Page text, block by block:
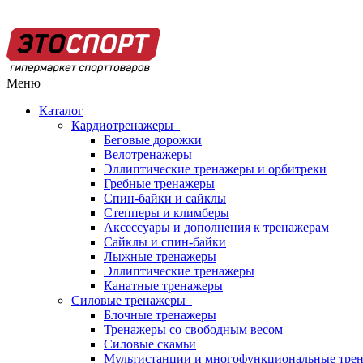
Меню
Каталог
Кардиотренажеры
Беговые дорожки
Велотренажеры
Эллиптические тренажеры и орбитреки
Гребные тренажеры
Спин-байки и сайклы
Степперы и климберы
Аксессуары и дополнения к тренажерам
Сайклы и спин-байки
Лыжные тренажеры
Эллиптические тренажеры
Канатные тренажеры
Силовые тренажеры
Блочные тренажеры
Тренажеры со свободным весом
Силовые скамьи
Мультистанции и многофункциональные